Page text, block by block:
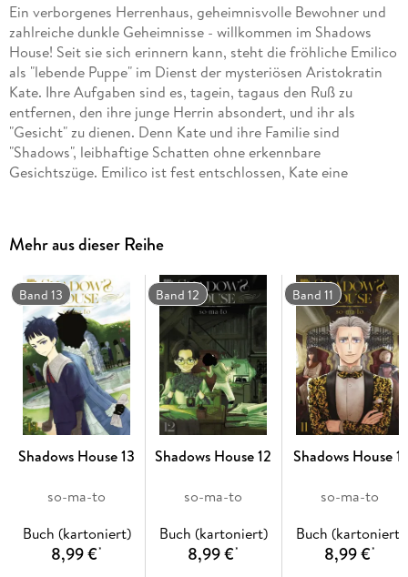
Ein verborgenes Herrenhaus, geheimnisvolle Bewohner und
zahlreiche dunkle Geheimnisse - willkommen im Shadows
House! Seit sie sich erinnern kann, steht die fröhliche Emilico
als "lebende Puppe" im Dienst der mysteriösen Aristokratin
Kate. Ihre Aufgaben sind es, tagein, tagaus den Ruß zu
entfernen, den ihre junge Herrin absondert, und ihr als
"Gesicht" zu dienen. Denn Kate und ihre Familie sind
"Shadows", leibhaftige Schatten ohne erkennbare
Gesichtszüge. Emilico ist fest entschlossen, Kate eine
Mehr aus dieser Reihe
Band 13
Shadows House 13
so-ma-to
Buch (kartoniert)
8,99 €*
Band 12
Shadows House 12
so-ma-to
Buch (kartoniert)
8,99 €*
Band 11
Shadows House 11
so-ma-to
Buch (kartoniert)
8,99 €*